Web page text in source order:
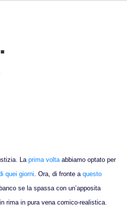
Laprima voltaabbiamo optato per
quei giorni. Ora, di fronte aquesto
se la spassa con un’apposita
rima in pura vena comico-realistica.